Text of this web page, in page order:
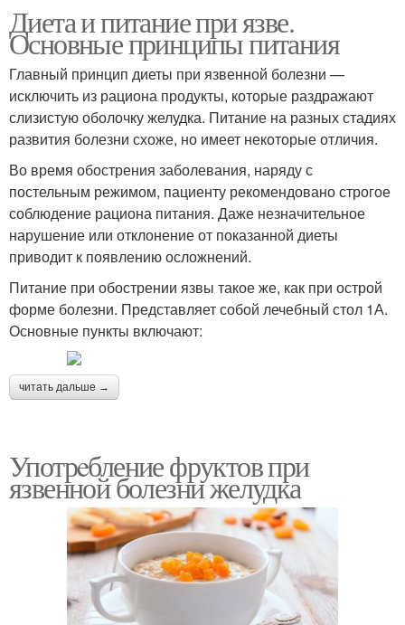
Диета и питание при язве.
Основные принципы питания
Главный принцип диеты при язвенной болезни —
исключить из рациона продукты, которые раздражают
слизистую оболочку желудка. Питание на разных стадиях
развития болезни схоже, но имеет некоторые отличия.
Во время обострения заболевания, наряду с
постельным режимом, пациенту рекомендовано строгое
соблюдение рациона питания. Даже незначительное
нарушение или отклонение от показанной диеты
приводит к появлению осложнений.
Питание при обострении язвы такое же, как при острой
форме болезни. Представляет собой лечебный стол 1А.
Основные пункты включают:
читать дальше →
Употрeбление фруктов при
язвенной болезни желудка